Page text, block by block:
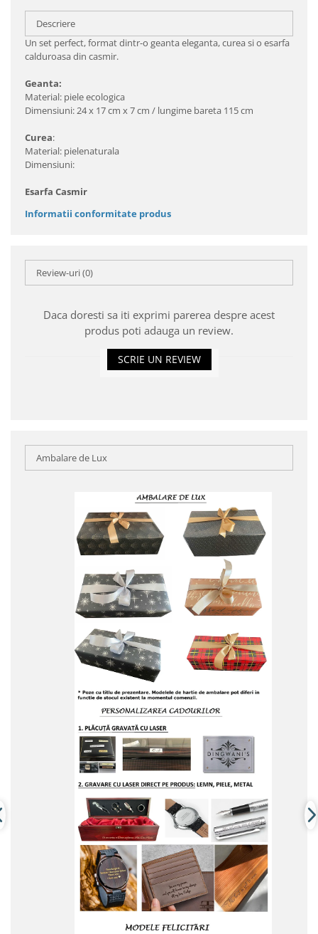
Descriere
Un set perfect, format dintr-o geanta eleganta, curea si o esarfa
calduroasa din casmir.
Geanta:
Material: piele ecologica
Dimensiuni: 24 x 17 cm x 7 cm / lungime bareta 115 cm
Curea:
Material: pielenaturala
Dimensiuni:
Esarfa Casmir
Informatii conformitate produs
Review-uri(0)
Daca doresti sa iti exprimi parerea despre acest
produs poti adauga un review.
SCRIE UN REVIEW
Ambalare de Lux